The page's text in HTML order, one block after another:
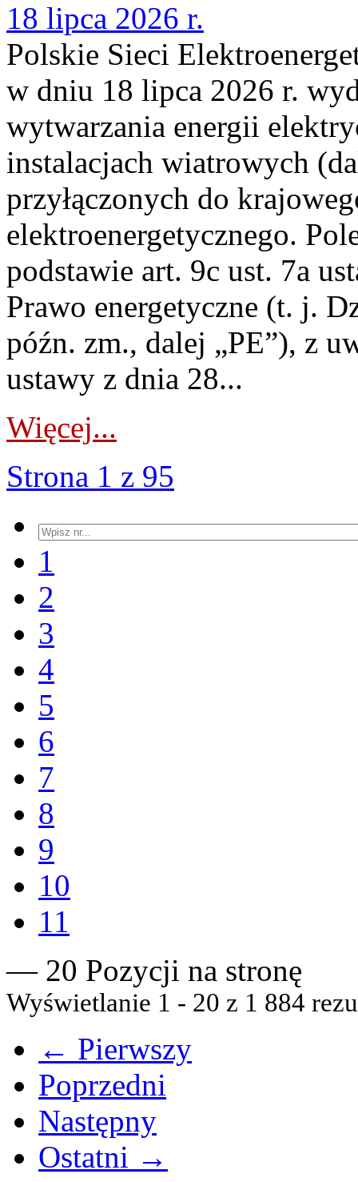
18 lipca 2026 r.
Polskie Sieci
w dniu 18 lipca 2026 r.
wytwarzania energii
instalacjach wiatrowych
przyłączonych do
elektroenergetycznego.
podstawie art. 9c ust. 7a
Prawo energetyczne (t. j.
późn. zm., dalej „PE”), z
ustawy z dnia 28...
Więcej...
Strona 1 z 95
1
2
3
4
5
6
7
8
9
10
11
— 20 Pozycji na stronę
Wyświetlanie 1 - 20 z 1 884
← Pierwszy
Poprzedni
Następny
Ostatni →